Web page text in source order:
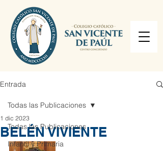
Entrada
Todas las Publicaciones
Infantil y Primaria
Todas las Publicaciones
BELÉN VIVIENTE
1 dic 2023